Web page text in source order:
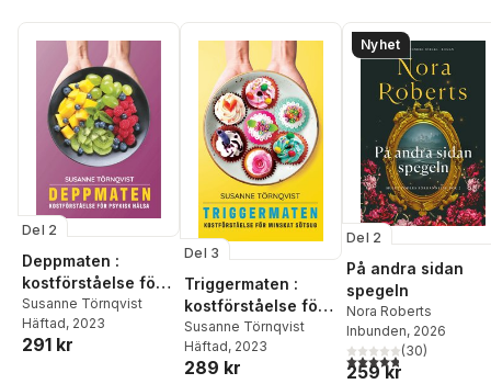
Del 2
Deppmaten :
kostförståelse för
psykisk hälsa
Susanne Törnqvist
Häftad, 2023
291 kr
Del 3
Triggermaten :
kostförståelse för
minskat sötsug
Susanne Törnqvist
Häftad, 2023
289 kr
Nyhet
Del 2
På andra sidan
spegeln
Nora Roberts
Inbunden, 2026
4,8utav 5 stjärnor.
(30)
259 kr